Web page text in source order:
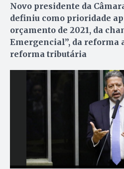
Novo presidente da
definiu como prioridade
orçamento de 2021, da
Emergencial”, da reforma
reforma tributária